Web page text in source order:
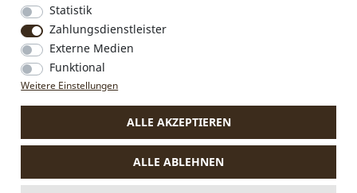
Instagram
Facebook
VERTRAG WIDERRUFEN
Die durchgestrichenen Preise entsprechen dem bisherigen Preis
** Gilt für Lieferungen nach Deutschland. Lieferzeiten für andere
Statistik
Zahlungsdienstleister
Externe Medien
Funktional
Weitere Einstellungen
ALLE AKZEPTIEREN
ALLE ABLEHNEN